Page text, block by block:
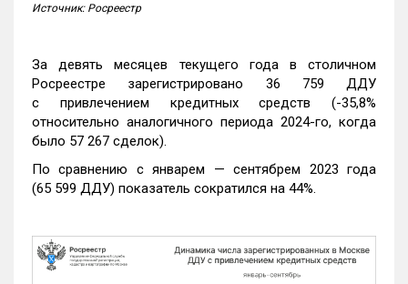
Источник: Росреестр
За девять месяцев текущего года в столичном
Росреестре зарегистрировано 36 759 ДДУ
с привлечением кредитных средств (-35,8%
относительно аналогичного периода 2024-го, когда
было 57 267 сделок).
По сравнению с январем — сентябрем 2023 года
(65 599 ДДУ) показатель сократился на 44%.